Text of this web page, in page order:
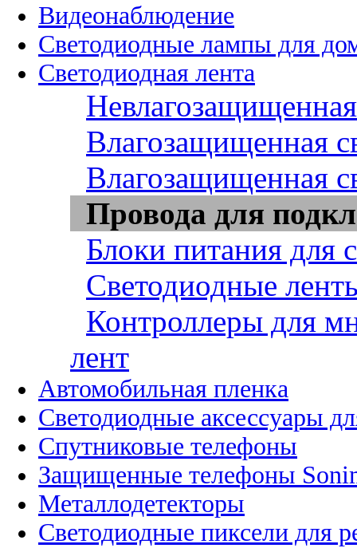
Видеонаблюдение
Светодиодные лампы для
Светодиодная лента
Влагозащищенная
Влагозащищенная
Провода для
Блоки питания для
Светодиодные
Контроллеры для
лент
Автомобильная пленка
Светодиодные аксессуары
Спутниковые телефоны
Защищенные телефоны
Металлодетекторы
Светодиодные пиксели для